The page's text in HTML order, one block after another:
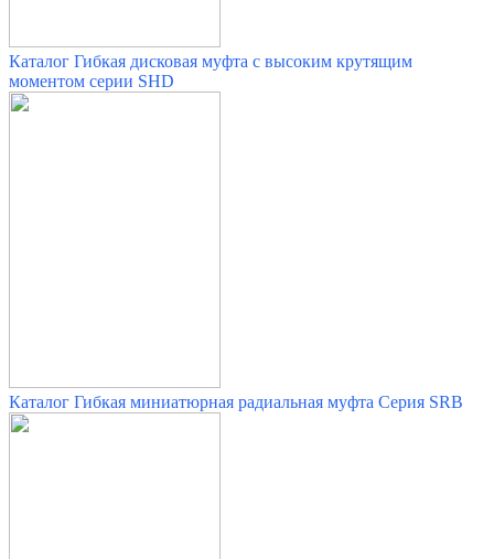
Каталог Гибкая дисковая муфта с высоким крутящим
моментом серии SHD
Каталог Гибкая миниатюрная радиальная муфта Серия SRB